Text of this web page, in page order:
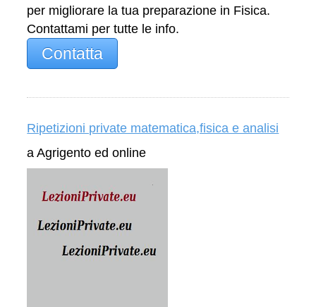
per migliorare la tua preparazione in Fisica.
Contattami per tutte le info.
Contatta
Ripetizioni private matematica,fisica e analisi
a Agrigento ed online